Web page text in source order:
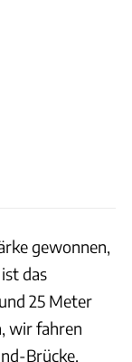
gewonnen,
das
25 Meter
wir fahren
Brücke.